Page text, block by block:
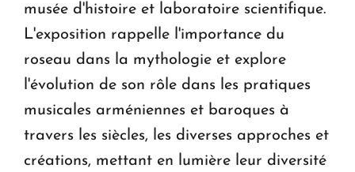
musée d'histoire et laboratoire scientifique.
L'exposition rappelle l'importance du
roseau dans la mythologie et explore
l'évolution de son rôle dans les pratiques
musicales arméniennes et baroques à
travers les siècles, les diverses approches et
créations, mettant en lumière leur diversité